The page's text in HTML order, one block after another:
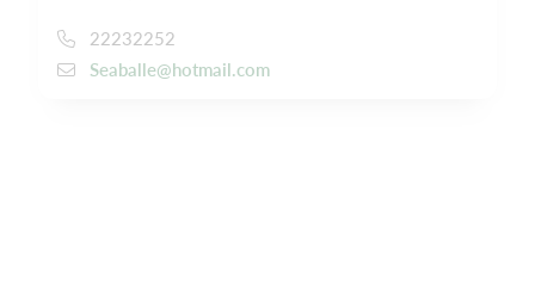
22232252
Seaballe@hotmail.com